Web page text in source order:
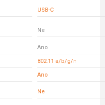
USB-C
Ne
Ano
802.11 a/b/g/n
Ano
Ne